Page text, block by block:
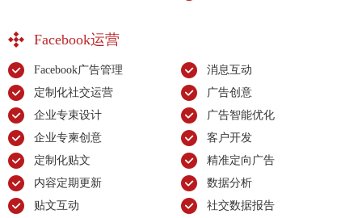
Facebook运营
Facebook广告管理
定制化社交运营
企业专束设计
企业专柬创意
定制化贴文
内容定期更新
贴文互动
消息互动
广告创意
广告智能优化
客户开发
精准定向广告
数据分析
社交数据报告